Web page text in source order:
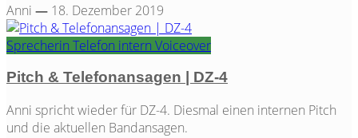
Anni — 18. Dezember 2019
Sprecherin Telefon intern Voiceover
Pitch & Telefonansagen | DZ-4
Anni spricht wieder für DZ-4. Diesmal einen internen Pitch
und die aktuellen Bandansagen.